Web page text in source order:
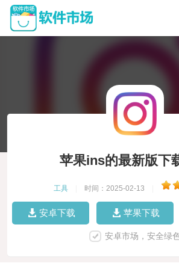
苹果ins的最新版下
工具 时间：2025-02-13
安卓下载 苹果下载
安卓市场，安全绿